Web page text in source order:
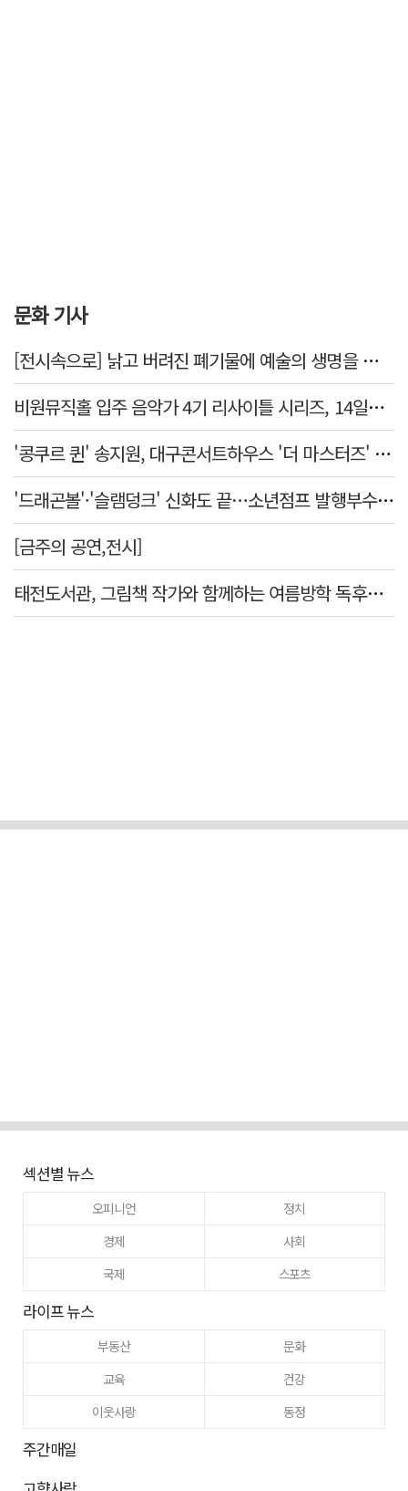
문화 기사
[전시속으로] 낡고 버려진 폐기물에 예술의 생명을 불어넣다…김결수 개인전
비원뮤직홀 입주 음악가 4기 리사이틀 시리즈, 14일부터 6주간 개최
'콩쿠르 퀸' 송지원, 대구콘서트하우스 '더 마스터즈' 무대 오른다
'드래곤볼'·'슬램덩크' 신화도 끝…소년점프 발행부수 100만부 붕괴
[금주의 공연,전시]
태전도서관, 그림책 작가와 함께하는 여름방학 독후체험 운영
섹션별 뉴스
오피니언
정치
경제
사회
국제
스포츠
라이프 뉴스
부동산
문화
교육
건강
이웃사랑
동정
주간매일